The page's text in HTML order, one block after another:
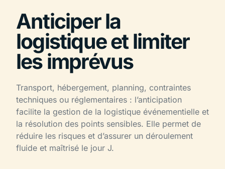
Anticiper la
logistique et limiter
les imprévus
Transport, hébergement, planning, contraintes
techniques ou réglementaires : l’anticipation
facilite la gestion de la logistique événementielle et
la résolution des points sensibles. Elle permet de
réduire les risques et d’assurer un déroulement
fluide et maîtrisé le jour J.